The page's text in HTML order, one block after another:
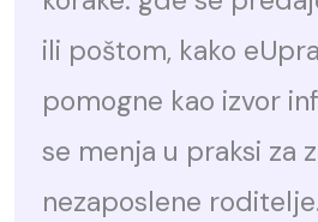
ili poštom, kako
pomogne kao izvor
se menja u praksi za
nezaposlene